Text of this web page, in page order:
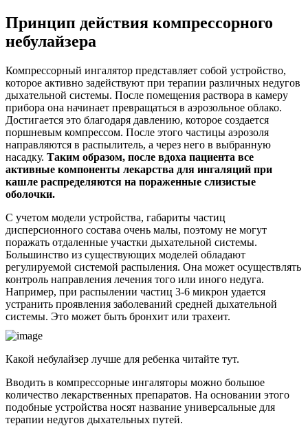
Принцип действия компрессорного
небулайзера
Компрессорный ингалятор представляет собой устройство,
которое активно задействуют при терапии различных недугов
дыхательной системы. После помещения раствора в камеру
прибора она начинает превращаться в аэрозольное облако.
Достигается это благодаря давлению, которое создается
поршневым компрессом. После этого частицы аэрозоля
направляются в распылитель, а через него в выбранную
насадку. Таким образом, после вдоха пациента все
активные компоненты лекарства для ингаляций при
кашле распределяются на пораженные слизистые
оболочки.
С учетом модели устройства, габариты частиц
дисперсионного состава очень малы, поэтому не могут
поражать отдаленные участки дыхательной системы.
Большинство из существующих моделей обладают
регулируемой системой распыления. Она может осуществлять
контроль направления лечения того или иного недуга.
Например, при распылении частиц 3-6 микрон удается
устранить проявления заболеваний средней дыхательной
системы. Это может быть бронхит или трахеит.
Какой небулайзер лучше для ребенка читайте тут.
Вводить в компрессорные ингаляторы можно большое
количество лекарственных препаратов. На основании этого
подобные устройства носят название универсальные для
терапии недугов дыхательных путей.